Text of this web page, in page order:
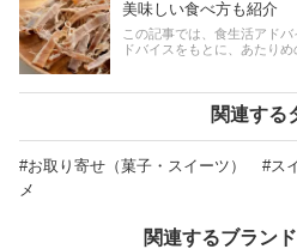
コミ評価もチェックしてみて
美味しい食べ方も紹介
この記事では、食生活アド
ドバイスをもとに、あたり
ザーの口コミにも注目です
プ、おつまみにピッタリな
お得な大容量パックも！コ
い商品も、通販で気軽にお
めの美味しい食べ方もご紹
してくださいね。きっとお
関連する
#お取り寄せ（菓子・スイーツ） #ス
メ
関連するブラン